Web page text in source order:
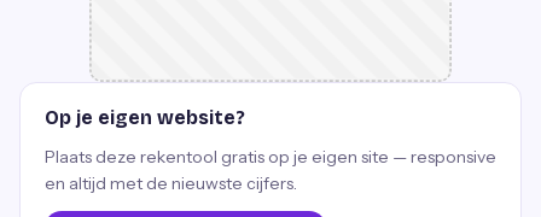
Op je eigen website?
Plaats deze rekentool gratis op je eigen site — responsive
en altijd met de nieuwste cijfers.